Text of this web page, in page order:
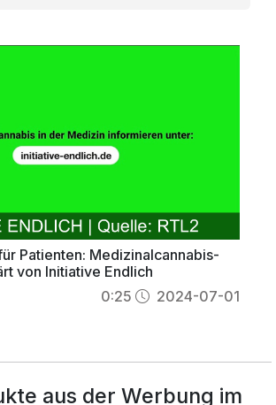
Patienten: Medizinalcannabis-
von Initiative Endlich
0:25 2024-07-01
aus der Werbung im